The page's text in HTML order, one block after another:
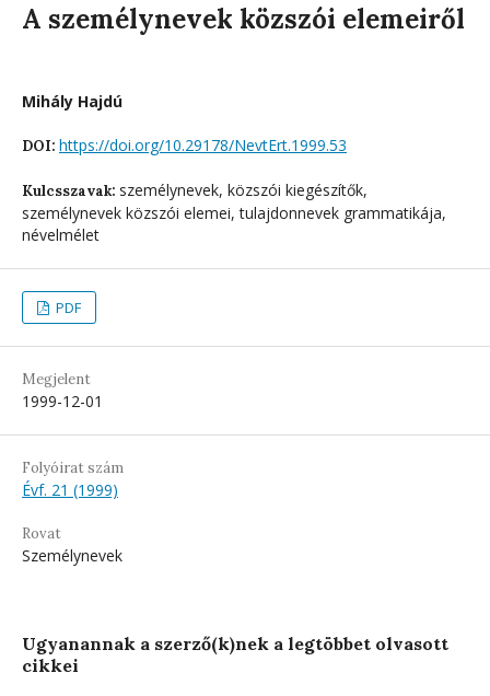
A személynevek közszói elemeiről
Mihály Hajdú
DOI: https://doi.org/10.29178/NevtErt.1999.53
Kulcsszavak: személynevek, közszói kiegészítők,
személynevek közszói elemei, tulajdonnevek grammatikája,
névelmélet
PDF
Megjelent
1999-12-01
Folyóirat szám
Évf. 21 (1999)
Rovat
Személynevek
Ugyanannak a szerző(k)nek a legtöbbet olvasott
cikkei